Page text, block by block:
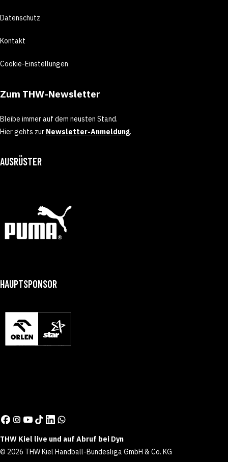
Datenschutz
Kontakt
Cookie-Einstellungen
Zum THW-Newsletter
Bleibe immer auf dem neusten Stand.
Hier gehts zur Newsletter-Anmeldung.
AUSRÜSTER
HAUPTSPONSOR
THW Kiel live und auf Abruf bei Dyn
© 2026 THW Kiel Handball-Bundesliga GmbH & Co. KG